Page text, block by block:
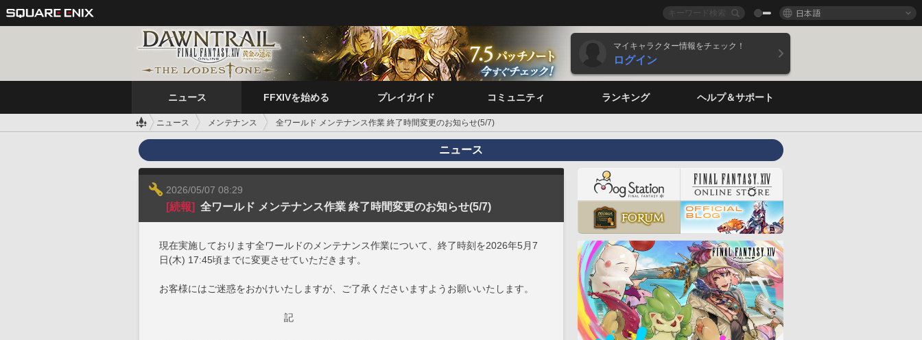
日本語
マイキャラクター情報をチェック！
ログイン
ニュース FFXIVを始める プレイガイド コミュニティ ランキング ヘルプ＆サポート
ニュース メンテナンス 全ワールド メンテナンス作業 終了時間変更のお知らせ(5/7)
ニュース
2026/05/07 08:29
[続報] 全ワールド メンテナンス作業 終了時間変更のお知らせ(5/7)
現在実施しております全ワールドのメンテナンス作業について、終了時刻を2026年5月7
日(木) 17:45頃までに変更させていただきます。
お客様にはご迷惑をおかけいたしますが、ご了承くださいますようお願いいたします。
記